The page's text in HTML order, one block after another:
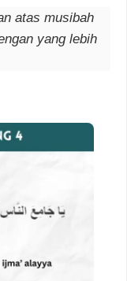
atas musibah
yang lebih